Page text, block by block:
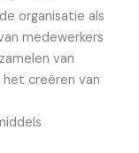
organisatie als
medewerkers
van
het creëren van